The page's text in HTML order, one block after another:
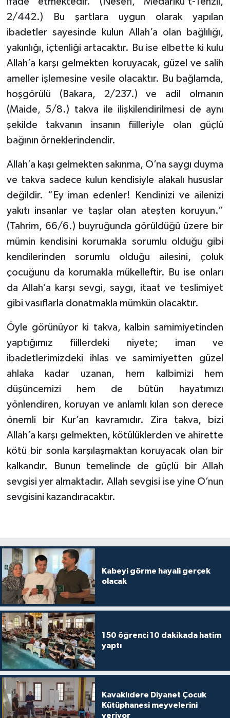
2/442.) Bu şartlara uygun olarak yapılan
ibadetler sayesinde kulun Allah’a olan bağlılığı,
yakınlığı, içtenliği artacaktır. Bu ise elbette ki kulu
Allah’a karşı gelmekten koruyacak, güzel ve salih
ameller işlemesine vesile olacaktır. Bu bağlamda,
hoşgörülü (Bakara, 2/237.) ve adil olmanın
(Maide, 5/8.) takva ile ilişkilendirilmesi de aynı
şekilde takvanın insanın fiilleriyle olan güçlü
bağının örneklerindendir.
Allah’a kaşı gelmekten sakınma, O’na saygı duyma
ve takva sadece kulun kendisiyle alakalı hususlar
değildir. “Ey iman edenler! Kendinizi ve ailenizi
yakıtı insanlar ve taşlar olan ateşten koruyun.”
(Tahrim, 66/6.) buyruğunda görüldüğü üzere bir
mümin kendisini korumakla sorumlu olduğu gibi
kendilerinden sorumlu olduğu ailesini, çoluk
çocuğunu da korumakla mükelleftir. Bu ise onları
da Allah’a karşı sevgi, saygı, itaat ve teslimiyet
gibi vasıflarla donatmakla mümkün olacaktır.
Öyle görünüyor ki takva, kalbin samimiyetinden
yaptığımız fiillerdeki niyete; iman ve
ibadetlerimizdeki ihlas ve samimiyetten güzel
ahlaka kadar uzanan, hem kalbimizi hem
düşüncemizi hem de bütün hayatımızı
yönlendiren, koruyan ve anlamlı kılan son derece
önemli bir Kur’an kavramıdır. Zira takva, bizi
Allah’a karşı gelmekten, kötülüklerden ve ahirette
kötü bir sonla karşılaşmaktan koruyacak olan bir
kalkandır. Bunun temelinde de güçlü bir Allah
sevgisi yer almaktadır. Allah sevgisi ise yine O’nun
sevgisini kazandıracaktır.
Kabeyi görme hayali gerçek
olacak
150 öğrenci 10 dakikada hatim
yaptı
Kavaklıdere Diyanet Çocuk
Kütüphanesi meyvelerini
veriyor
Van Müftülüğü
Yalova Müftülüğü
Yozgat Müftülüğü
Zonguldak Müftülüğü